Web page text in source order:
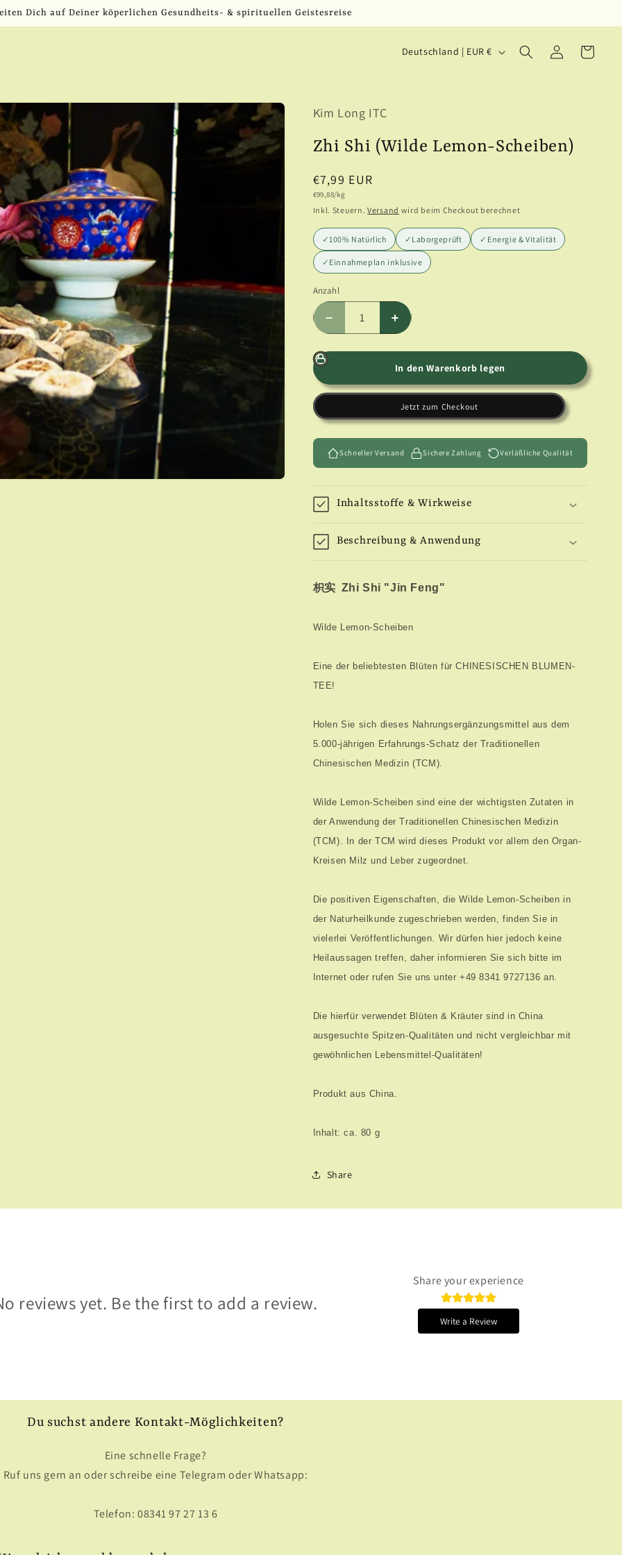
Dich auf Deiner köperlichen Gesundheits- & spirituellen Geistesreise
L
/
g
i
o
Deutschland | EUR € EinloggenWarenkorb
Kim Long ITC
Zhi Shi (Wilde Lemon-Scheiben)
Normaler
Preis
€7,99 EUR
Grundpreis
€99,88/kg
Inkl. Steuern.Versand wird beim Checkout berechnet
✓100% Natürlich ✓ Laborgeprüft ✓ Energie & Vitalität
✓ Einnahmeplan inklusive
Anzahl
Anzahl
Verringere
die
Menge
Zhi
Shi
Lemon-
Scheiben)
Erhöhe
die
Menge
für
Zhi
Shi
(Wilde
Lemon-
Scheiben)
In den Warenkorb legen
Jetzt zum Checkout
Schneller Versand Sichere Zahlung Verläßliche Qualität
Inhaltsstoffe & Wirkweise
Beschreibung & Anwendung
枳实 Zhi Shi "Jin Feng"
Wilde Lemon-Scheiben
Eine der beliebtesten Blüten für CHINESISCHEN BLUMEN-
TEE!
Holen Sie sich dieses Nahrungsergänzungsmittel aus dem
5.000-jährigen Erfahrungs-Schatz der Traditionellen
Chinesischen Medizin (TCM).
Wilde Lemon-Scheiben sind eine der wichtigsten Zutaten in
der Anwendung der Traditionellen Chinesischen Medizin
(TCM). In der TCM wird dieses Produkt vor allem den Organ-
Kreisen Milz und Leber zugeordnet.
Die positiven Eigenschaften, die Wilde Lemon-Scheiben in
der Naturheilkunde zugeschrieben werden, finden Sie in
vielerlei Veröffentlichungen. Wir dürfen hier jedoch keine
Heilaussagen treffen, daher informieren Sie sich bitte im
Internet oder rufen Sie uns unter +49 8341 9727136 an.
Die hierfür verwendet Blüten & Kräuter sind in China
ausgesuchte Spitzen-Qualitäten und nicht vergleichbar mit
gewöhnlichen Lebensmittel-Qualitäten!
Produkt aus China.
Inhalt: ca. 80 g
Share
reviews yet. Be the first to add a review.
Share your experience
Write a Review
Du suchst andere Kontakt-Möglichkeiten?
Eine schnelle Frage?
Ruf uns gern an oder schreibe eine Telegram oder Whatsapp:
Telefon: 08341 97 27 13 6